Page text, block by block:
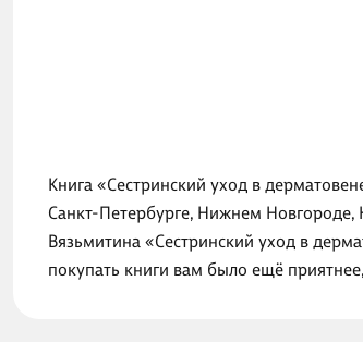
Книга «Сестринский уход в
Санкт-Петербурге, Нижнем Новгороде,
Вязьмитина «Сестринский уход в
покупать книги вам было ещё